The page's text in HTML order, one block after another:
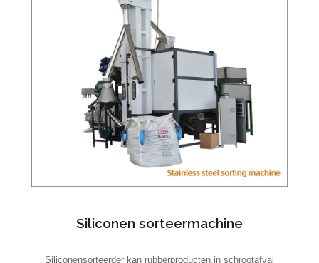
Siliconen sorteermachine
Siliconensorteerder kan rubberproducten in schrootafval